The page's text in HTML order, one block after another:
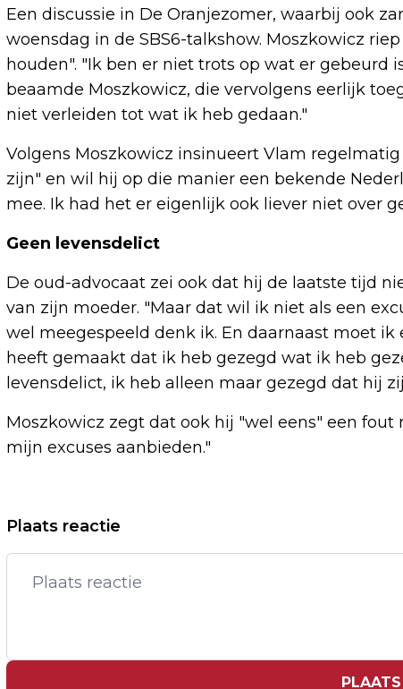
Een discussie in De Oranjezomer, waarbij ook
woensdag in de SBS6-talkshow. Moszkowicz
houden". "Ik ben er niet trots op wat er gebeurd
beaamde Moszkowicz, die vervolgens eerlijk
niet verleiden tot wat ik heb gedaan."
Volgens Moszkowicz insinueert Vlam
zijn" en wil hij op die manier een bekende
mee. Ik had het er eigenlijk ook liever niet over
Geen levensdelict
De oud-advocaat zei ook dat hij de laatste tijd
van zijn moeder. "Maar dat wil ik niet als een
wel meegespeeld denk ik. En daarnaast moet
heeft gemaakt dat ik heb gezegd wat ik heb
levensdelict, ik heb alleen maar gezegd dat hij
Moszkowicz zegt dat ook hij "wel eens" een
mijn excuses aanbieden."
Vorig artikel
VAKANTIE MARCEL VAN ROOSMALEN
VERPEST NA NIEUWS OVER VITESSE
Plaats reactie